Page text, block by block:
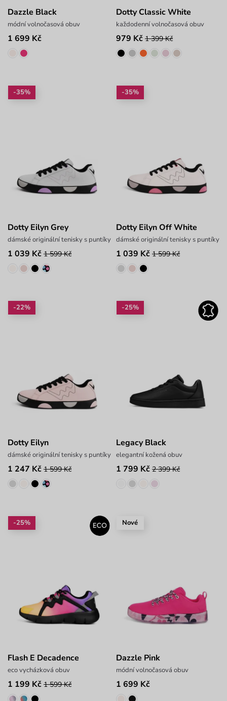
Dazzle Black
módní volnočasová obuv
1 699 Kč
Dotty Classic White
každodenní volnočasová obuv
979 Kč 1 399 Kč
-35%
Dotty Eilyn Grey
dámské originální tenisky s puntíky
1 039 Kč 1 599 Kč
-35%
Dotty Eilyn Off White
dámské originální tenisky s puntíky
1 039 Kč 1 599 Kč
-22%
Dotty Eilyn
dámské originální tenisky s puntíky
1 247 Kč 1 599 Kč
-25%
Legacy Black
elegantní kožená obuv
1 799 Kč 2 399 Kč
-25%
Flash E Decadence
eco vycházková obuv
1 199 Kč 1 599 Kč
Nové
Dazzle Pink
módní volnočasová obuv
1 699 Kč